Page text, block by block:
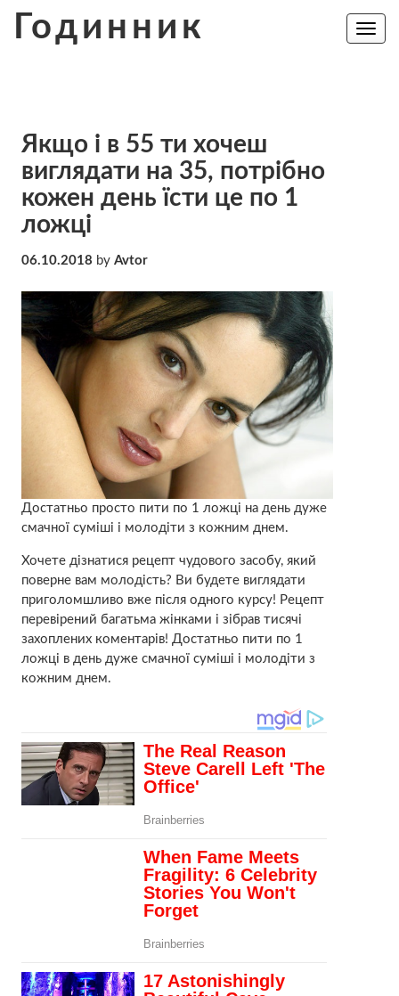
Годинник
Toggle
Якщо і в 55 ти хочеш
виглядати на 35, потрібно
кожен день їсти це по 1
ложці
06.10.2018 by Avtor
Достатньо просто пити по 1 ложці на день дуже
смачної суміші і молодіти з кожним днем.
Хочете дізнатися рецепт чудового засобу, який
поверне вам молодість? Ви будете виглядати
приголомшливо вже після одного курсу! Рецепт
перевірений багатьма жінками і зібрав тисячі
захоплених коментарів! Достатньо пити по 1
ложці в день дуже смачної суміші і молодіти з
кожним днем.